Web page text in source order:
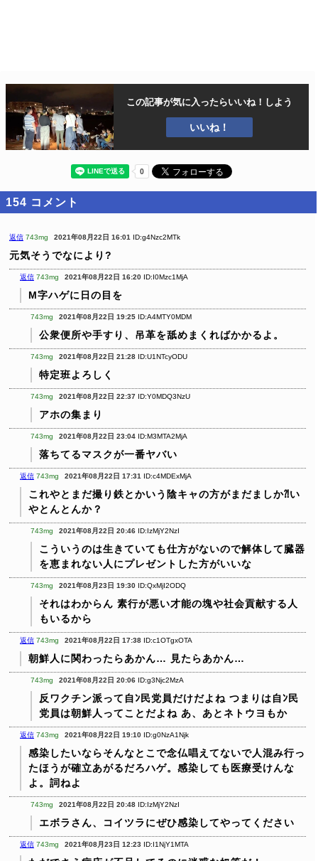
この記事が気に入ったらいいね！しよう
いいね！
154 コメント
返信 743mg 2021年08月22日 16:01 ID:g4Nzc2MTk
元気そうでなにより?
返信 743mg 2021年08月22日 16:20 ID:I0Mzc1MjA
M字ハゲに日の目を
743mg 2021年08月22日 19:25 ID:A4MTY0MDM
公衆便所や手すり、吊革を舐めまくればかかるよ。
743mg 2021年08月22日 21:28 ID:U1NTcyODU
特定班よろしく
743mg 2021年08月22日 22:37 ID:Y0MDQ3NzU
アホの集まり
743mg 2021年08月22日 23:04 ID:M3MTA2MjA
落ちてるマスクが一番ヤバい
返信 743mg 2021年08月22日 17:31 ID:c4MDExMjA
これやとまだ撮り鉄とかいう陰キャの方がまだましか⁈い
やとんとんか？
743mg 2021年08月22日 20:46 ID:IzMjY2NzI
こういうのは生きていても仕方がないので解体して臓器
を恵まれない人にプレゼントした方がいいな
743mg 2021年08月23日 19:30 ID:QxMjI2ODQ
それはわからん 素行が悪い才能の塊や社会貢献する人
もいるから
返信 743mg 2021年08月22日 17:38 ID:c1OTgxOTA
朝鮮人に関わったらあかん… 見たらあかん…
743mg 2021年08月22日 20:06 ID:g3Njc2MzA
反ワクチン派って自ﾝ民党員だけだよね つまりは自ﾝ民
党員は朝鮮人ってことだよね あ、あとネトウヨもか
返信 743mg 2021年08月22日 19:10 ID:g0NzA1Njk
感染したいならそんなとこで念仏唱えてないで人混み行っ
たほうが確立あがるだろハゲ。感染しても医療受けんな
よ。詞ねよ
743mg 2021年08月22日 20:48 ID:IzMjY2NzI
エボラさん、コイツラにぜひ感染してやってください
返信 743mg 2021年08月23日 12:23 ID:I1NjY1MTA